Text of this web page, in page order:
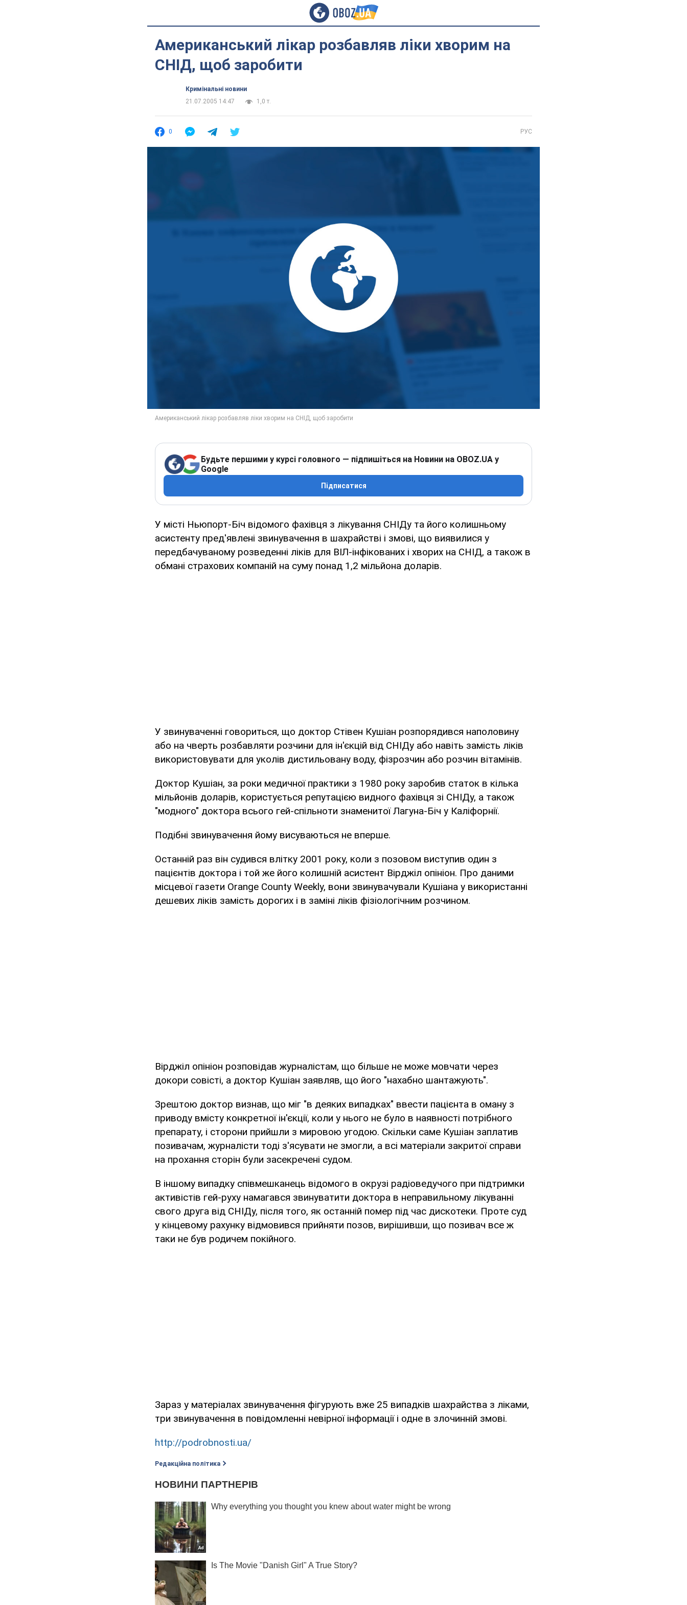
Американський лікар розбавляв ліки хворим на
СНІД, щоб заробити
Кримінальні новини
21.07.2005 14:47
1,0 т.
0 РУС
Будьте першими у курсі головного — підпишіться на Новини на OBOZ.UA у
Google
Підписатися
У місті Ньюпорт-Біч відомого фахівця з лікування СНІДу та його колишньому
асистенту пред'явлені звинувачення в шахрайстві і змові, що виявилися у
передбачуваному розведенні ліків для ВІЛ-інфікованих і хворих на СНІД, а також в
обмані страхових компаній на суму понад 1,2 мільйона доларів.
У звинуваченні говориться, що доктор Стівен Кушіан розпорядився наполовину
або на чверть розбавляти розчини для ін'єкцій від СНІДу або навіть замість ліків
використовувати для уколів дистильовану воду, фізрозчин або розчин вітамінів.
Доктор Кушіан, за роки медичної практики з 1980 року заробив статок в кілька
мільйонів доларів, користується репутацією видного фахівця зі СНІДу, а також
"модного" доктора всього гей-спільноти знаменитої Лагуна-Біч у Каліфорнії.
Подібні звинувачення йому висуваються не вперше.
Останній раз він судився влітку 2001 року, коли з позовом виступив один з
пацієнтів доктора і той же його колишній асистент Вірджіл опініон. Про даними
місцевої газети Orange County Weekly, вони звинувачували Кушіана у використанні
дешевих ліків замість дорогих і в заміні ліків фізіологічним розчином.
Вірджіл опініон розповідав журналістам, що більше не може мовчати через
докори совісті, а доктор Кушіан заявляв, що його "нахабно шантажують".
Зрештою доктор визнав, що міг "в деяких випадках" ввести пацієнта в оману з
приводу вмісту конкретної ін'єкції, коли у нього не було в наявності потрібного
препарату, і сторони прийшли з мировою угодою. Скільки саме Кушіан заплатив
позивачам, журналісти тоді з'ясувати не змогли, а всі матеріали закритої справи
на прохання сторін були засекречені судом.
В іншому випадку співмешканець відомого в окрузі радіоведучого при підтримки
активістів гей-руху намагався звинуватити доктора в неправильному лікуванні
свого друга від СНІДу, після того, як останній помер під час дискотеки. Проте суд
у кінцевому рахунку відмовився прийняти позов, вирішивши, що позивач все ж
таки не був родичем покійного.
Зараз у матеріалах звинувачення фігурують вже 25 випадків шахрайства з ліками,
три звинувачення в повідомленні невірної інформації і одне в злочинній змові.
http://podrobnosti.ua/
Редакційна політика